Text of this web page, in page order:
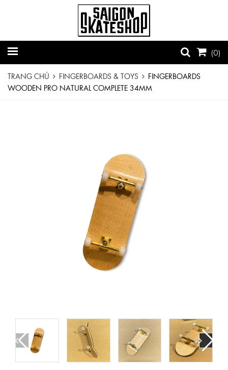
(0)
TRANG CHỦ FINGERBOARDS & TOYS
FINGERBOARDS
WOODEN PRO NATURAL COMPLETE 34MM